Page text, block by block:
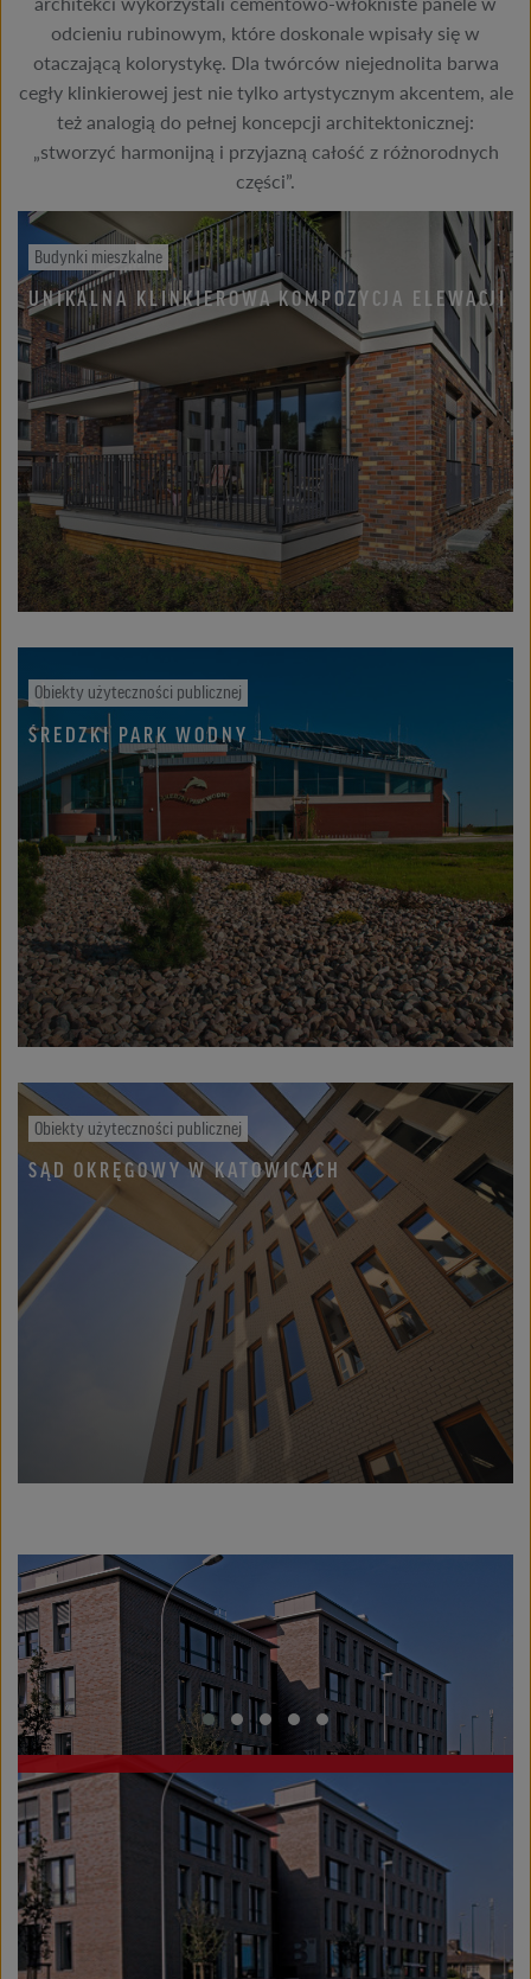
odcieniu rubinowym, które doskonale wpisały się w
otaczającą kolorystykę. Dla twórców niejednolita barwa
cegły klinkierowej jest nie tylko artystycznym akcentem, ale
też analogią do pełnej koncepcji architektonicznej:
„stworzyć harmonijną i przyjazną całość z różnorodnych
części”.
Budynki mieszkalne
UNIKALNA KLINKIEROWA KOMPOZYCJA ELEWACJI
Obiekty użyteczności publicznej
ŚREDZKI PARK WODNY
Obiekty użyteczności publicznej
SĄD OKRĘGOWY W KATOWICACH